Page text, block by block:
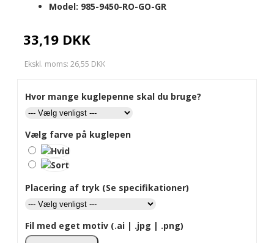
33,19 DKK
Ekskl. moms: 26,55 DKK
Model: 985-9450-RO-GO-GR
Hvor mange kuglepenne skal du bruge?
Vælg farve på kuglepen
Placering af tryk (Se specifikationer)
Fil med eget motiv (.ai | .jpg | .png)